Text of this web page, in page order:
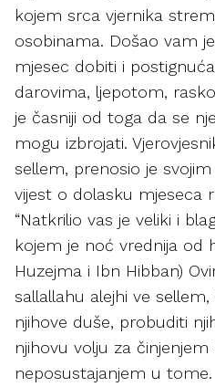
kojem srca vjernika
osobinama. Došao vam
mjesec dobiti i
darovima, ljepotom,
je časniji od toga da se
mogu izbrojati.
sellem, prenosio je
vijest o dolasku mjeseca
“Natkrilio vas je veliki i
kojem je noć vrednija od
Huzejma i Ibn Hibban)
sallallahu alejhi ve
njihove duše, probuditi
njihovu volju za činjenjem
neposustajanjem u